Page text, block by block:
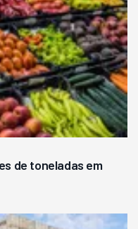
de toneladas em